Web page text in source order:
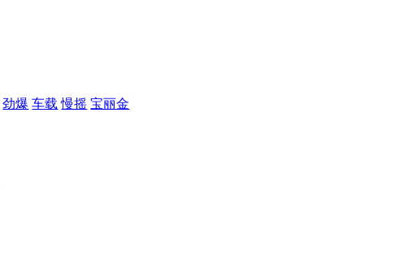
劲爆 车载 慢摇 宝丽金